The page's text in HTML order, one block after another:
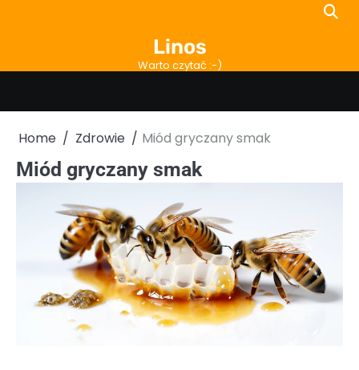
Linos
Warto czytać :-)
Home Zdrowie Miód gryczany smak
Miód gryczany smak